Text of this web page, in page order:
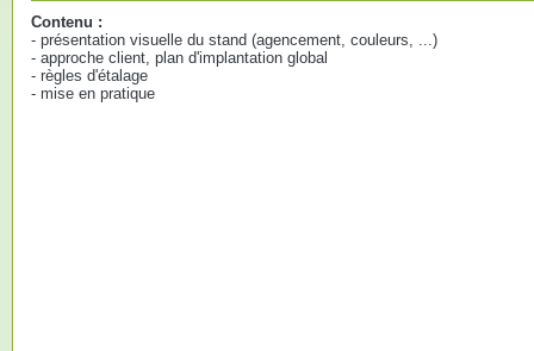
Contenu :
- présentation visuelle du stand (agencement, couleurs, ...)
- approche client, plan d'implantation global
- règles d'étalage
- mise en pratique